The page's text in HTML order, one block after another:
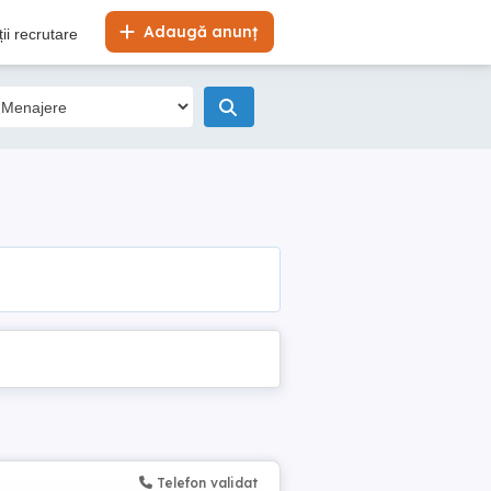
Adaugă anunț
recrutare
Telefon validat